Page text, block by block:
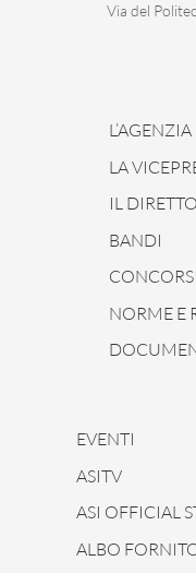
Via del
L’AGENZIA
LA
IL
BANDI
NORME E
EVENTI
ASITV
ASI OFFICIAL
ALBO